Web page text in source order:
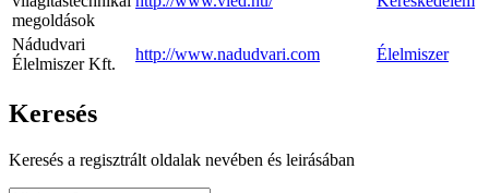
megoldások
Nádudvari
Élelmiszer Kft.
http://www.nadudvari.com Élelmiszer
Keresés
Keresés a regisztrált oldalak nevében és leirásában